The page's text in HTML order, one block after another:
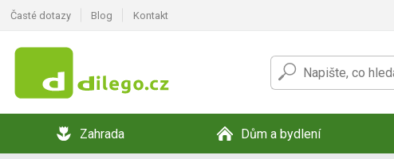
Časté dotazy Blog Kontakt
Zahrada Dům a bydlení